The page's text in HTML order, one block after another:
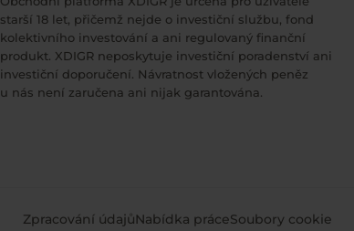
starší 18 let, přičemž nejde o investiční službu, fond
kolektivního investování a ani regulovaný finanční
produkt. XDIGR neposkytuje investiční poradenství ani
investiční doporučení. Návratnost vložených peněz
u nás není zaručena ani nijak garantována.
Zpracování údajůNabídka práceSoubory cookie